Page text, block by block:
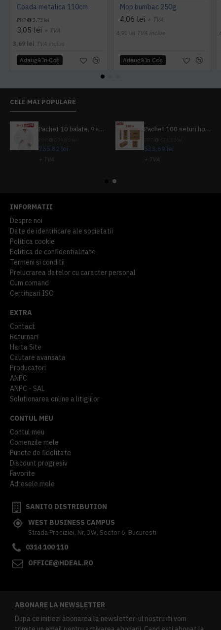
Coada metalica 110cm
PRP 3,73 lei
3,05 lei + TVA
3,69 lei TVA inclus
Adaugă în Coş
Mop bumbac 250g
4,06 lei + TVA
4,91 lei TVA inclus
Adaugă în Coş
CELE MAI POPULARE
Pachet 10 halate, 9+1 gratuit
755,82 lei
+ TVA
Pachet 100 seturi hoteliere, set dentar, set barbierit, casca de dus, pila unghii, set cusut
533,69 lei
+ TVA
INFORMATII
Despre noi
Date de identificare ale societatii
Politica cookie
Politica de confidentialitate
Termeni si conditii
Prelucrarea datelor cu caracter personal
Cum comand
Certificari ISO
EXTRA
Contact
Returnari
Harta Site
Cautare avansata
Producatori
ANPC
ANPC - SAL
Solutionarea online a litigiilor
CONTUL MEU
Contul meu
Comenzile mele
Puncte de fidelitate
Discount progresiv
Favorite
Adresele mele
SANITO DISTRIBUTION
WEST BUSINESS CAMPUS
Strada Preciziei, Nr, 3W, Sector 6, Bucuresti
0314 100 110
OFFICE@HDEAL.RO
ABONARE LA NEWSLETTER
Dupa ce initiezi abonarea la newsletter-ul nostru iti vom